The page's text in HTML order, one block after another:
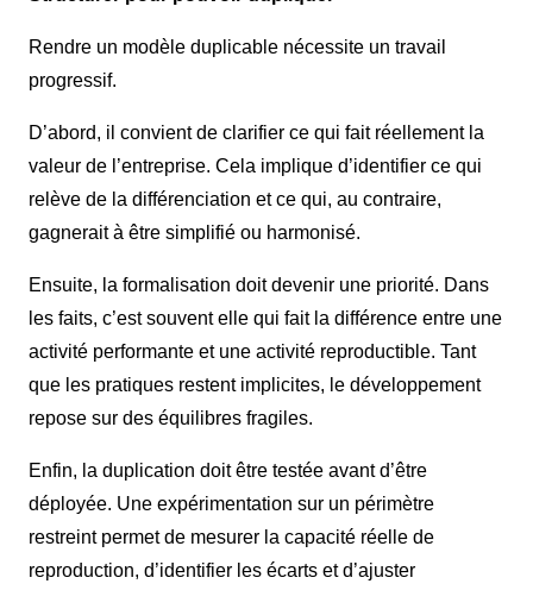
Rendre un modèle duplicable nécessite un travail
progressif.
D’abord, il convient de clarifier ce qui fait réellement la
valeur de l’entreprise. Cela implique d’identifier ce qui
relève de la différenciation et ce qui, au contraire,
gagnerait à être simplifié ou harmonisé.
Ensuite, la formalisation doit devenir une priorité. Dans
les faits, c’est souvent elle qui fait la différence entre une
activité performante et une activité reproductible. Tant
que les pratiques restent implicites, le développement
repose sur des équilibres fragiles.
Enfin, la duplication doit être testée avant d’être
déployée. Une expérimentation sur un périmètre
restreint permet de mesurer la capacité réelle de
reproduction, d’identifier les écarts et d’ajuster